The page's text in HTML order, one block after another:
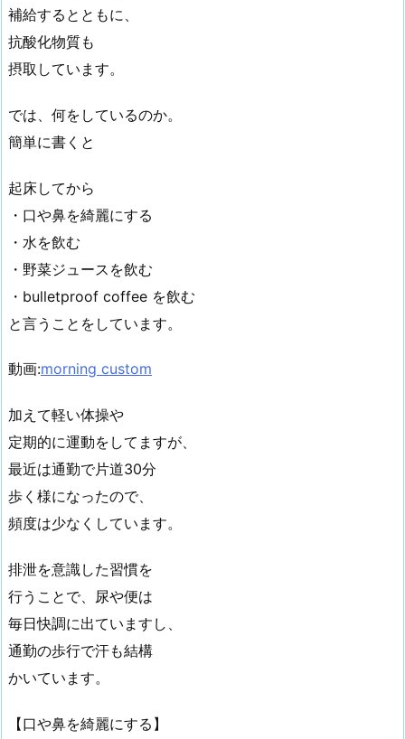
補給するとともに、
抗酸化物質も
摂取しています。
では、何をしているのか。
簡単に書くと
起床してから
・口や鼻を綺麗にする
・水を飲む
・野菜ジュースを飲む
・bulletproof coffee を飲む
と言うことをしています。
動画:morning custom
加えて軽い体操や
定期的に運動をしてますが、
最近は通勤で片道30分
歩く様になったので、
頻度は少なくしています。
排泄を意識した習慣を
行うことで、尿や便は
毎日快調に出ていますし、
通勤の歩行で汗も結構
かいています。
【口や鼻を綺麗にする】